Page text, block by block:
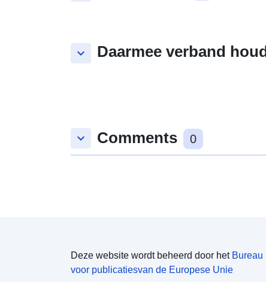
keyboard_arrow_down Daarmee verband
keyboard_arrow_down Comments 0
Deze website wordt beheerd door het Bureau
voor publicatiesvan de Europese Unie